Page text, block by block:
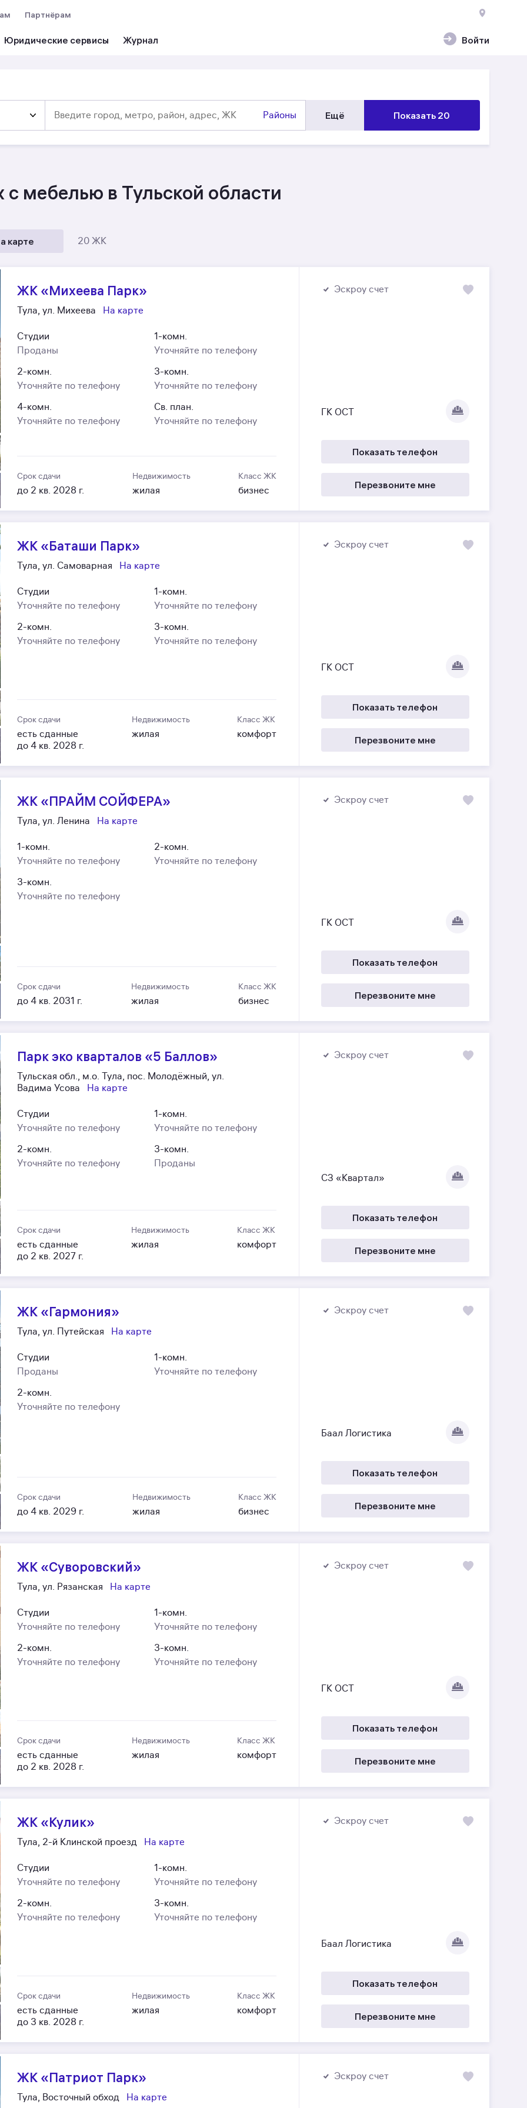
Войти
Юридические сервисы
Партнёрам
Районы Ещё Показать 20
мебелью в Тульской области
карте 20 ЖК
ЖК «Михеева Парк»
Тула, ул. Михеева На карте
Студии
Проданы
1-комн.
Уточняйте по телефону
2-комн.
Уточняйте по телефону
3-комн.
Уточняйте по телефону
4-комн.
Уточняйте по телефону
Св. план.
Уточняйте по телефону
Срок сдачи
до 2 кв. 2028 г.
Недвижимость
жилая
Класс ЖК
бизнес
Эскроу счет
ГК ОСТ
Показать телефон
Перезвоните мне
ЖК «Баташи Парк»
Тула, ул. Самоварная На карте
Студии
Уточняйте по телефону
1-комн.
Уточняйте по телефону
2-комн.
Уточняйте по телефону
3-комн.
Уточняйте по телефону
Срок сдачи
есть сданные
до 4 кв. 2028 г.
Недвижимость
жилая
Класс ЖК
комфорт
Эскроу счет
ГК ОСТ
Показать телефон
Перезвоните мне
ЖК «ПРАЙМ СОЙФЕРА»
Тула, ул. Ленина На карте
1-комн.
Уточняйте по телефону
2-комн.
Уточняйте по телефону
3-комн.
Уточняйте по телефону
Срок сдачи
до 4 кв. 2031 г.
Недвижимость
жилая
Класс ЖК
бизнес
Эскроу счет
ГК ОСТ
Показать телефон
Перезвоните мне
Парк эко кварталов «5 Баллов»
Тульская обл., м.о. Тула, пос. Молодёжный, ул.
Вадима Усова
На карте
Студии
Уточняйте по телефону
1-комн.
Уточняйте по телефону
2-комн.
Уточняйте по телефону
3-комн.
Проданы
Срок сдачи
есть сданные
до 2 кв. 2027 г.
Недвижимость
жилая
Класс ЖК
комфорт
Эскроу счет
СЗ «Квартал»
Показать телефон
Перезвоните мне
ЖК «Гармония»
Тула, ул. Путейская На карте
Студии
Проданы
1-комн.
Уточняйте по телефону
2-комн.
Уточняйте по телефону
Срок сдачи
до 4 кв. 2029 г.
Недвижимость
жилая
Класс ЖК
бизнес
Эскроу счет
Баал Логистика
Показать телефон
Перезвоните мне
ЖК «Суворовский»
Тула, ул. Рязанская На карте
Студии
Уточняйте по телефону
1-комн.
Уточняйте по телефону
2-комн.
Уточняйте по телефону
3-комн.
Уточняйте по телефону
Срок сдачи
есть сданные
до 2 кв. 2028 г.
Недвижимость
жилая
Класс ЖК
комфорт
Эскроу счет
ГК ОСТ
Показать телефон
Перезвоните мне
ЖК «Кулик»
Тула, 2-й Клинской проезд На карте
Студии
Уточняйте по телефону
1-комн.
Уточняйте по телефону
2-комн.
Уточняйте по телефону
3-комн.
Уточняйте по телефону
Срок сдачи
есть сданные
до 3 кв. 2028 г.
Недвижимость
жилая
Класс ЖК
комфорт
Эскроу счет
Баал Логистика
Показать телефон
Перезвоните мне
ЖК «Патриот Парк»
Тула, Восточный обход На карте
Эскроу счет